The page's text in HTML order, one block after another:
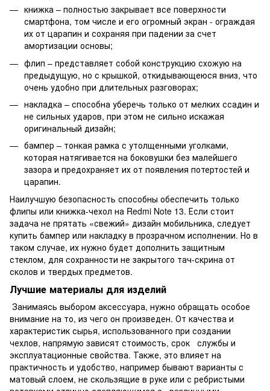
книжка – полностью закрывает все поверхности
смартфона, том числе и его огромный экран - ограждая
их от царапин и сохраняя при падении за счет
амортизации основы;
флип – представляет собой конструкцию схожую на
предыдущую, но с крышкой, откидывающеюся вниз, что
очень удобно при длительных разговорах;
накладка – способна уберечь только от мелких ссадин и
не сильных ударов, при этом не сильно искажая
оригинальный дизайн;
бампер – тонкая рамка с утолщенными уголками,
которая натягивается на боковушки без малейшего
зазора и предохраняет их от появления потертостей и
царапин.
Наилучшую безопасность способны обеспечить только
флипы или книжка-чехол на Redmi Note 13. Если стоит
задача не прятать «свежий» дизайн мобильника, следует
купить бампер или накладку в прозрачном исполнении. Но в
таком случае, их нужно будет дополнить защитным
стеклом, для сохранности не закрытого тач-скрина от
сколов и твердых предметов.
Лучшие материалы для изделий
Занимаясь выбором аксессуара, нужно обращать особое
внимание на то, из чего он произведен. От качества и
характеристик сырья, использованного при создании
чехлов, напрямую зависят стоимость, срок службы и
эксплуатационные свойства. Также, это влияет на
практичность и удобство, например бывают варианты с
матовый слоем, не скользящие в руке или с ребристыми